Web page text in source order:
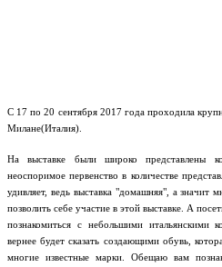
С 17 по 20 сентября 2017 года проходила
Милане(Италия).
На выставке были широко представлены
неоспоримое первенство в количестве
удивляет, ведь выставка "домашняя", а значит
позволить себе участие в этой выставке. А
познакомиться с небольшими итальянскими
вернее будет сказать создающими обувь,
многие известные марки. Обещаю вам